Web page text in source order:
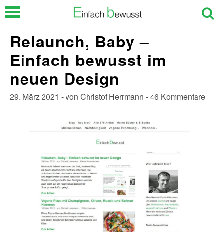
Skip
Relaunch, Baby –
Einfach bewusst im
neuen Design
29. März 2021 - von Christof Herrmann - 46 Kommentare